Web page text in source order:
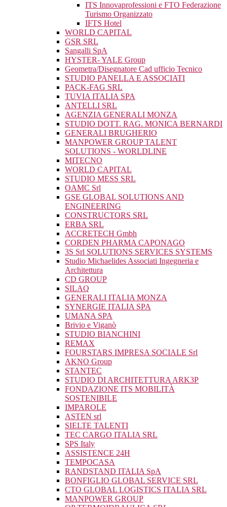
ITS Innovaprofessioni e FTO Federazione
Turismo Organizzato
IFTS Hotel
WORLD CAPITAL
GSR SRL
Sangalli SpA
HYSTER- YALE Group
Geometra/Disegnatore Cad ufficio Tecnico
STUDIO PANELLA E ASSOCIATI
PACK-FAG SRL
TUVIA ITALIA SPA
ANTELLI SRL
AGENZIA GENERALI MONZA
STUDIO DOTT. RAG. MONICA BERNARDI
GENERALI BRUGHERIO
MANPOWER GROUP TALENT
SOLUTIONS - WORLDLINE
MITECNO
WORLD CAPITAL
STUDIO MESS SRL
OAMC Srl
GSE GLOBAL SOLUTIONS AND
ENGINEERING
CONSTRUCTORS SRL
ERBA SRL
ACCRETECH Gmbh
CORDEN PHARMA CAPONAGO
3S Srl SOLUTIONS SERVICES SYSTEMS
Studio Michaelides Associati Ingegneria e
Architettura
CD GROUP
SILAQ
GENERALI ITALIA MONZA
SYNERGIE ITALIA SPA
UMANA SPA
Brivio e Viganò
STUDIO BIANCHINI
REMAX
FOURSTARS IMPRESA SOCIALE Srl
AKNO Group
STANTEC
STUDIO DI ARCHITETTURA ARK3P
FONDAZIONE ITS MOBILITÀ
SOSTENIBILE
IMPAROLE
ASTEN srl
SIELTE TALENTI
TEC CARGO ITALIA SRL
SPS Italy
ASSISTENCE 24H
TEMPOCASA
RANDSTAND ITALIA SpA
BONFIGLIO GLOBAL SERVICE SRL
CTO GLOBAL LOGISTICS ITALIA SRL
MANPOWER GROUP